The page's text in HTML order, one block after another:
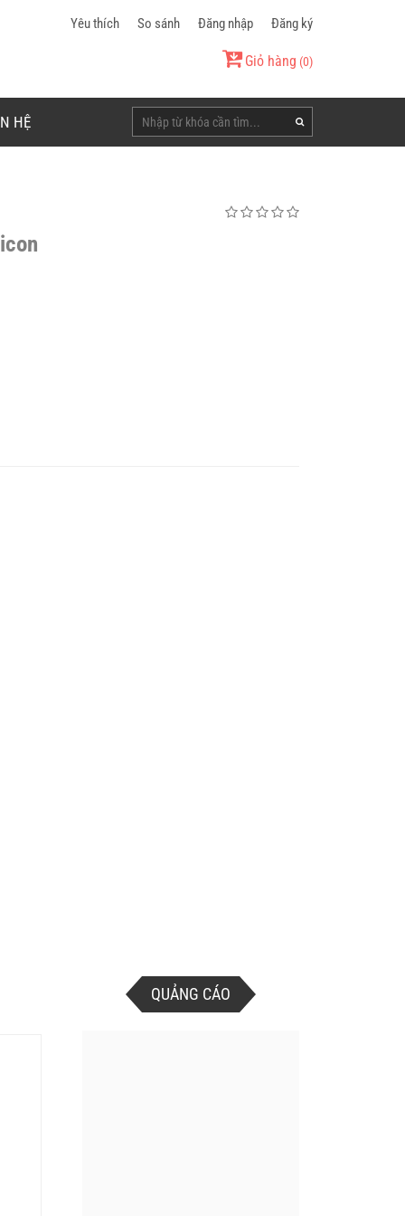
Yêu thích So sánh Đăng nhập Đăng ký
Giỏ hàng (0)
HỆ
QUẢNG CÁO